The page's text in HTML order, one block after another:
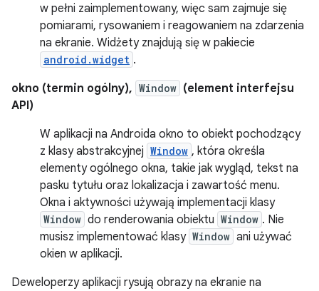
w pełni zaimplementowany, więc sam zajmuje się
pomiarami, rysowaniem i reagowaniem na zdarzenia
na ekranie. Widżety znajdują się w pakiecie
android.widget .
okno (termin ogólny), Window (element interfejsu
API)
W aplikacji na Androida okno to obiekt pochodzący
z klasy abstrakcyjnej Window , która określa
elementy ogólnego okna, takie jak wygląd, tekst na
pasku tytułu oraz lokalizacja i zawartość menu.
Okna i aktywności używają implementacji klasy
Window do renderowania obiektu Window . Nie
musisz implementować klasy Window ani używać
okien w aplikacji.
Deweloperzy aplikacji rysują obrazy na ekranie na